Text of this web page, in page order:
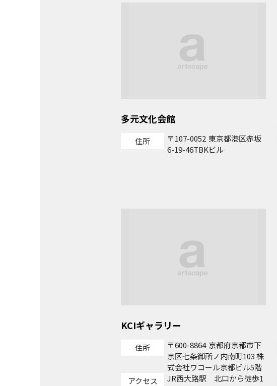
多元文化会館
住所 107-0052 東京都港区赤坂
6-19-46TBKビル
KCIギャラリー
住所 600-8864 京都府京都市下
京区七条御所ノ内南町103 株
式会社ワコール京都ビル5階
アクセス
JR西大路駅 北口から徒歩1